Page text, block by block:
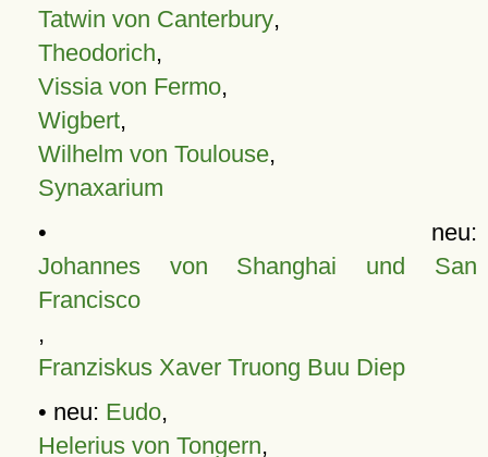
Tatwin von Canterbury,
Theodorich,
Vissia von Fermo,
Wigbert,
Wilhelm von Toulouse,
Synaxarium
• neu:
Johannes von Shanghai und San
Francisco
,
Franziskus Xaver Truong Buu Diep
• neu: Eudo,
Helerius von Tongern,